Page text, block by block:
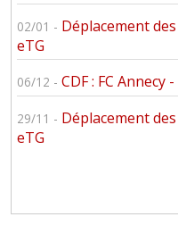
02/01 - Déplacement
eTG
06/12 - CDF : FC Annecy
29/11 - Déplacement
eTG